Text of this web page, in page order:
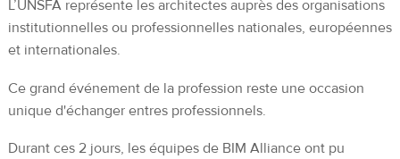
L’UNSFA représente les architectes auprès des organisations
institutionnelles ou professionnelles nationales, européennes
et internationales.
Ce grand événement de la profession reste une occasion
unique d'échanger entres professionnels.
Durant ces 2 jours, les équipes de BIM Alliance ont pu